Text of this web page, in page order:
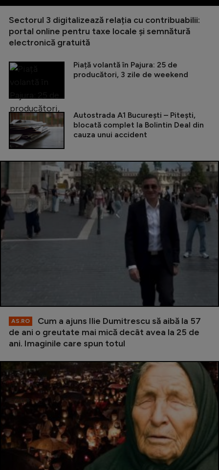
Sectorul 3 digitalizează relația cu contribuabilii:
portal online pentru taxe locale și semnătură
electronică gratuită
Piață volantă în Pajura: 25 de
producători, 3 zile de weekend
Autostrada A1 București – Pitești,
blocată complet la Bolintin Deal din
cauza unui accident
AS.RO
Cum a ajuns Ilie Dumitrescu să aibă la 57
de ani o greutate mai mică decât avea la 25 de
ani. Imaginile care spun totul